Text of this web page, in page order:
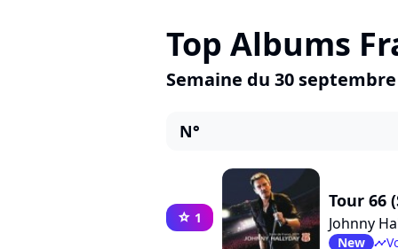
Top Albums
Semaine du 30 septembre
N°
star 1
Tour 66
Johnny
New timeline